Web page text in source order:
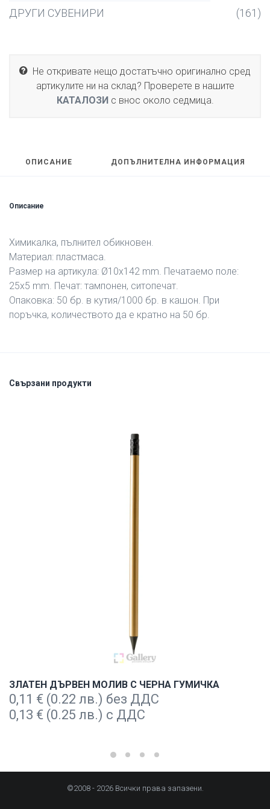
ДРУГИ СУВЕНИРИ
(161)
Не откривате нещо достатъчно оригинално сред
артикулите ни на склад? Проверете в нашите
КАТАЛОЗИс внос около седмица.
ОПИСАНИЕ ДОПЪЛНИТЕЛНА ИНФОРМАЦИЯ
Описание
Химикалка, пълнител обикновен.
Материал: пластмаса.
Размер на артикула: Ø10х142 mm. Печатаемо поле:
25х5 mm. Печат: тампонен, ситопечат.
Опаковка: 50 бр. в кутия/1000 бр. в кашон. При
поръчка, количеството да е кратно на 50 бр.
Свързани продукти
ЗЛАТЕН ДЪРВЕН МОЛИВ С ЧЕРНА ГУМИЧКА
0,11 € (0.22 лв.) без ДДС
0,13 € (0.25 лв.) с ДДС
©2008 - 2026 Всички права запазени.